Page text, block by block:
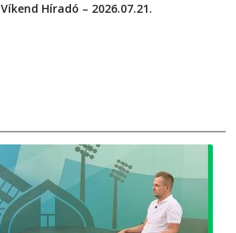
Víkend Híradó – 2026.07.21.